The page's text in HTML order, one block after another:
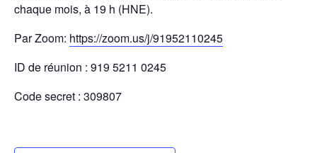
chaque mois, à 19 h (HNE).
Par Zoom: https://zoom.us/j/91952110245
ID de réunion : 919 5211 0245
Code secret : 309807